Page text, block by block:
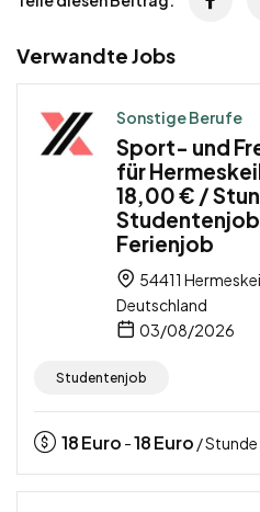
Verwandte Jobs
Sonstige Berufe
Sport- und
für
18,00 € /
Ferienjob
54411
Deutschland
03/08/2026
Studentenjob
18Euro -18Euro / Stunde